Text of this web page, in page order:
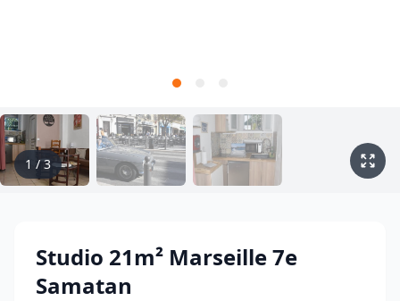
1 /3
Studio 21m² Marseille 7e
Samatan